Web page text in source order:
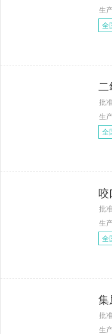
全
批
全
咬
批
全
集
批